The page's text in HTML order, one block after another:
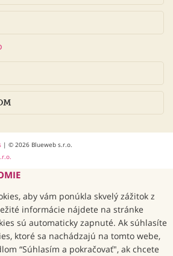
| © 2026 Blueweb s.r.o.
aby vám ponúkla skvelý zážitok z
informácie nájdete na stránke
sú automaticky zapnuté. Ak súhlasíte
ktoré sa nachádzajú na tomto webe,
“Súhlasím a pokračovať", ak chcete